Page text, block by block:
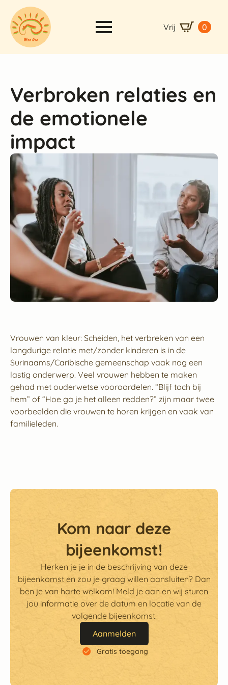
Vrij 0
Verbroken relaties en
de emotionele
impact
Vrouwen van kleur: Scheiden, het verbreken van een
langdurige relatie met/zonder kinderen is in de
Surinaams/Caribische gemeenschap vaak nog een
lastig onderwerp. Veel vrouwen hebben te maken
gehad met ouderwetse vooroordelen. “Blijf toch bij
hem” of “Hoe ga je het alleen redden?” zijn maar twee
voorbeelden die vrouwen te horen krijgen en vaak van
familieleden.
Kom naar deze
bijeenkomst!
Herken je je in de beschrijving van deze
bijeenkomst en zou je graag willen aansluiten? Dan
ben je van harte welkom! Meld je aan en wij sturen
jou informatie over de datum en locatie van de
volgende bijeenkomst.
Aanmelden
Gratis toegang